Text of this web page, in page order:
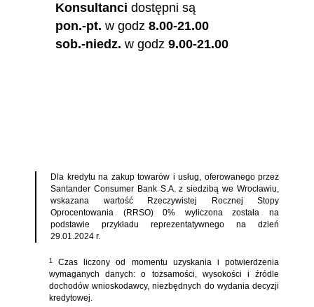
Konsultanci dostępni są
pon.-pt. w godz 8.00-21.00
sob.-niedz. w godz 9.00-21.00
Dla kredytu na zakup towarów i usług, oferowanego przez
Santander Consumer Bank S.A. z siedzibą we Wrocławiu,
wskazana wartość Rzeczywistej Rocznej Stopy
Oprocentowania (RRSO) 0% wyliczona została na
podstawie przykładu reprezentatywnego na dzień
29.01.2024 r.
1
Czas liczony od momentu uzyskania i potwierdzenia
wymaganych danych: o tożsamości, wysokości i źródle
dochodów wnioskodawcy, niezbędnych do wydania decyzji
kredytowej.